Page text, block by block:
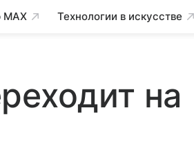
Технологии в искусстве
на